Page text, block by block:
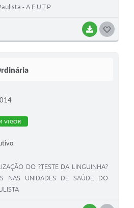
BAIXAR
- A.E.U.T.P
VIGOR
DO ?TESTE DA LINGUINHA?
NAS UNIDADES DE SAÚDE DO